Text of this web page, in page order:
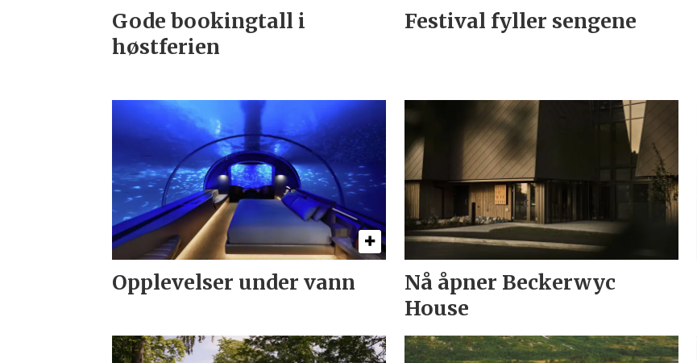
Gode bookingtall i
høstferien
Festival fyller sengene
Opplevelser under vann
Nå åpner Beckerwyc
House